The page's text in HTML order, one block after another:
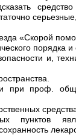
«Скорой
порядка и
и,
при проф.
пунктов